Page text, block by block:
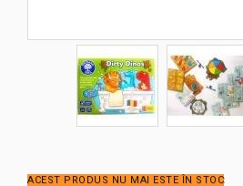
ACEST PRODUS NU MAI ESTE ÎN STOC